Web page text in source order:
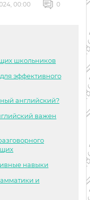
00:00 0
школьников
эффективного
английский?
важен
навыки
и